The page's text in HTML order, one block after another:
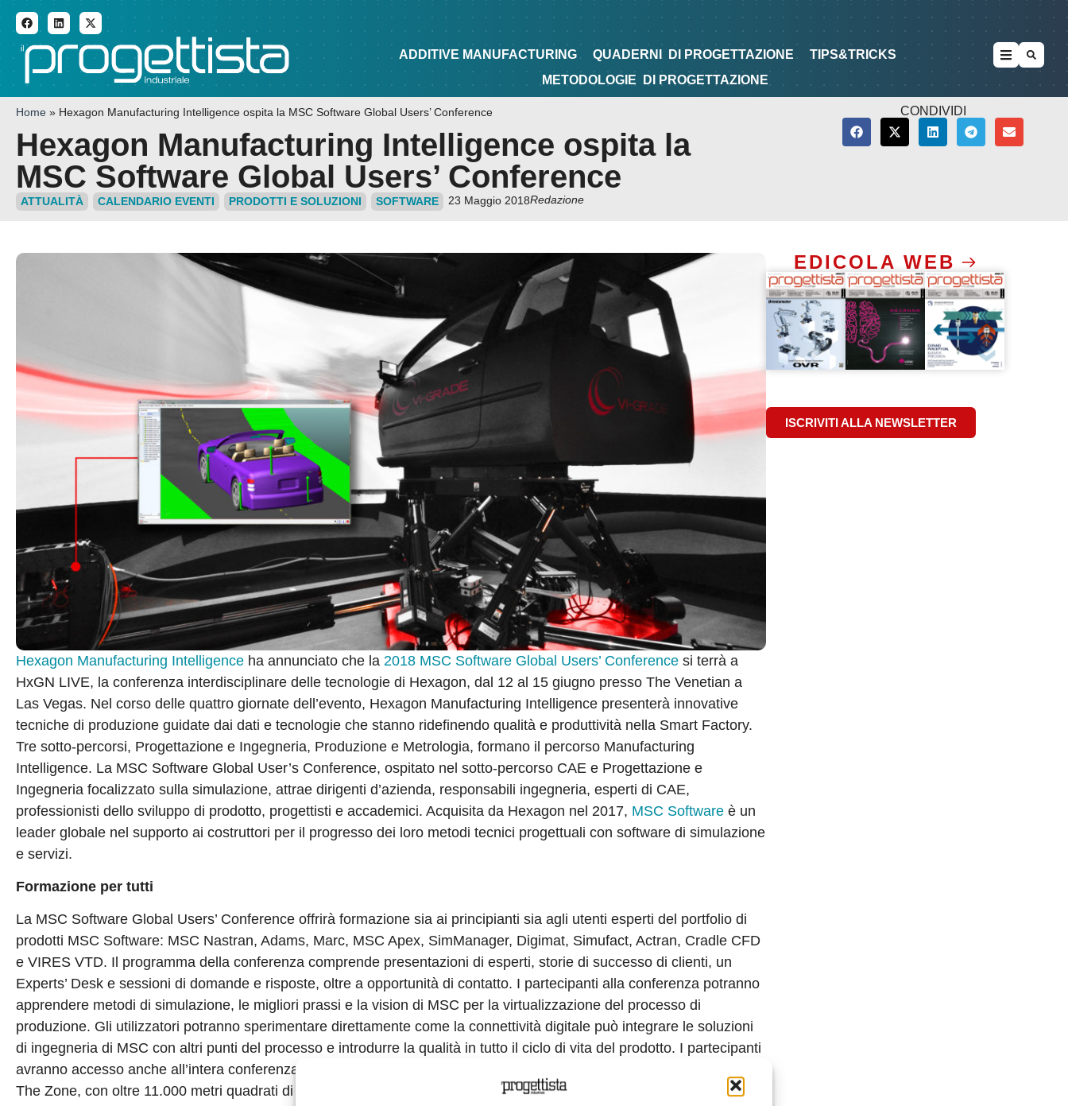
ADDITIVE MANUFACTURING QUADERNI DI PROGETTAZIONE TIPS&TRICKS METODOLOGIE DI PROGETTAZIONE
ADDITIVE MANUFACTURING QUADERNI DI PROGETTAZIONE
TIPS&TRICKS
METODOLOGIE
DI PROGETTAZIONE
Home » Hexagon Manufacturing Intelligence ospita la MSC Software Global Users’ Conference
Hexagon Manufacturing Intelligence ospita la
MSC Software Global Users’ Conference
ATTUALITÀ CALENDARIO EVENTI PRODOTTI E SOLUZIONI SOFTWARE 23 Maggio 2018Redazione
CONDIVIDI
Hexagon Manufacturing Intelligence ha annunciato che la 2018 MSC Software Global Users’ Conference si terrà a
HxGN LIVE, la conferenza interdisciplinare delle tecnologie di Hexagon, dal 12 al 15 giugno presso The Venetian a
Las Vegas. Nel corso delle quattro giornate dell’evento, Hexagon Manufacturing Intelligence presenterà innovative
tecniche di produzione guidate dai dati e tecnologie che stanno ridefinendo qualità e produttività nella Smart Factory.
Tre sotto-percorsi, Progettazione e Ingegneria, Produzione e Metrologia, formano il percorso Manufacturing
Intelligence. La MSC Software Global User’s Conference, ospitato nel sotto-percorso CAE e Progettazione e
Ingegneria focalizzato sulla simulazione, attrae dirigenti d’azienda, responsabili ingegneria, esperti di CAE,
professionisti dello sviluppo di prodotto, progettisti e accademici. Acquisita da Hexagon nel 2017, MSC Software è un
leader globale nel supporto ai costruttori per il progresso dei loro metodi tecnici progettuali con software di simulazione
e servizi.
Formazione per tutti
La MSC Software Global Users’ Conference offrirà formazione sia ai principianti sia agli utenti esperti del portfolio di
prodotti MSC Software: MSC Nastran, Adams, Marc, MSC Apex, SimManager, Digimat, Simufact, Actran, Cradle CFD
e VIRES VTD. Il programma della conferenza comprende presentazioni di esperti, storie di successo di clienti, un
Experts’ Desk e sessioni di domande e risposte, oltre a opportunità di contatto. I partecipanti alla conferenza potranno
apprendere metodi di simulazione, le migliori prassi e la vision di MSC per la virtualizzazione del processo di
produzione. Gli utilizzatori potranno sperimentare direttamente come la connettività digitale può integrare le soluzioni
di ingegneria di MSC con altri punti del processo e introdurre la qualità in tutto il ciclo di vita del prodotto. I partecipanti
avranno accesso anche all’intera conferenza HxGN LIVE con le relative presentazioni e all’esposizione di tecnologie
The Zone, con oltre 11.000 metri quadrati di tecnologie Hexagon e più di 60 sponsor espositori.
EDICOLA WEB
ISCRIVITI ALLA NEWSLETTER